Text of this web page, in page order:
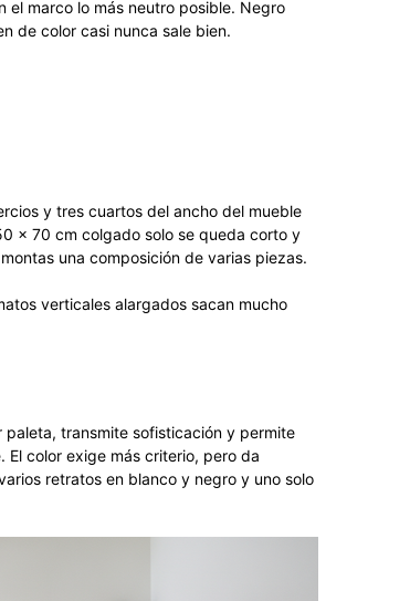
el marco lo más neutro posible. Negro
de color casi nunca sale bien.
y tres cuartos del ancho del mueble
x 70 cm colgado solo se queda corto y
una composición de varias piezas.
verticales alargados sacan mucho
paleta, transmite sofisticación y permite
color exige más criterio, pero da
retratos en blanco y negro y uno solo